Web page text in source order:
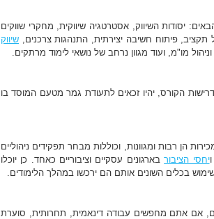
יסודות השיווק, אסטרטגיה שיווקית, מחקרי שווקים
תקציב, פיתוח חשיבה יצירתית, התנהגות צרכנים, שיווק
מו"מ, ועוד מגוון נרחב של נושאי לימוד מרתקים.
הקורס, יהיו זכאים לתעודת גמר מטעם המוסד בו
הן רבות ומגוונות, וכוללות מבחר תפקידים ניהוליים
יחסי הציבורבארגונים עסקיים וציבוריים כאחד. כן יוכלו
בכלים השונים אותם הם ירכשו במהלך הלימודים.
אם אתם מחפשים עבודה דינאמית, תחרותית, סוערת